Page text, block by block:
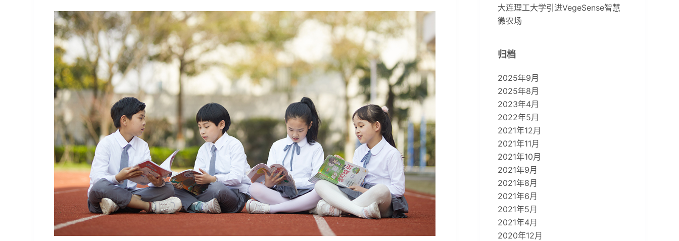
大连理工大学引进VegeSense智慧
微农场
归档
2025年9月
2025年8月
2023年4月
2022年5月
2021年12月
2021年11月
2021年10月
2021年9月
2021年8月
2021年6月
2021年5月
2021年4月
2020年12月